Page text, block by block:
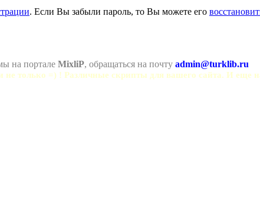
. Если Вы забыли пароль, то Вы можете его
на портале MixliP, обращаться на почту admin@turklib.ru
только =) ! Различные скрипты для вашего сайта. И еще